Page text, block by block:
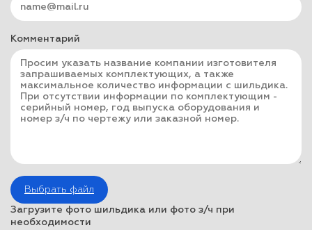
Комментарий
Выбрать файл
Загрузите фото шильдика или фото з/ч при
необходимости